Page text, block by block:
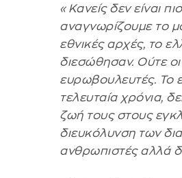
«Κανείς δεν είναι
αναγνωρίζουμε το
εθνικές αρχές, το
διεσώθησαν. Ούτε
ευρωβουλευτές. Το
τελευταία χρόνια,
ζωή τους στους
διευκόλυνση των
ανθρωπιστές αλλά